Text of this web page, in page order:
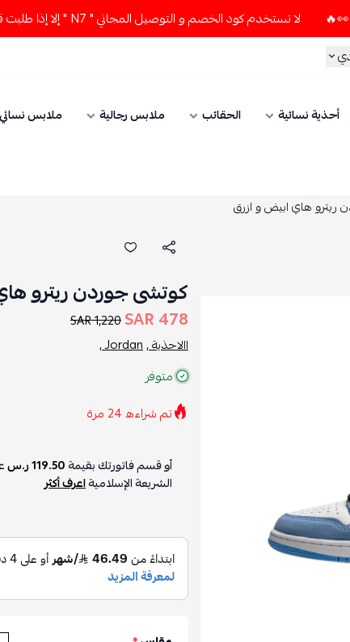
لا تستخدم كود الخصم و التوصيل المجاني " N7 " إلا إذا طلبت قطعتين أو أكثر 👀🔥
أحذية نسائية الحقائب ملابس رجالية ملابس نسائي
ريترو هاي ابيض و ازرق
كوتشى جوردن ريترو
478 SAR
1,220 SAR
االاحذية ,Jordan ,
متوفر
تم شراءه24 مرة
أو قسم فاتورتك بقيمة119.50 ر.س
الشريعة الإسلاميةاعرف أكثر